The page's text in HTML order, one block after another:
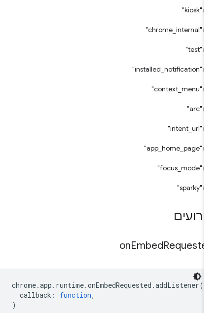
onEmbed
chrome. app.runtime.onEmbedRequested.addListener
callback: function